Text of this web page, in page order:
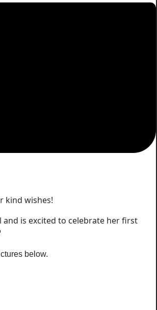
kind wishes!
and is excited to celebrate her first
below.